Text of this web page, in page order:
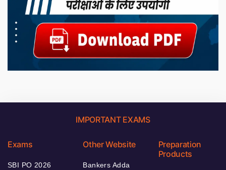
IMPORTANT EXAMS
Exams
SBI PO 2026
Other Website
Bankers Adda
Preparation
Products